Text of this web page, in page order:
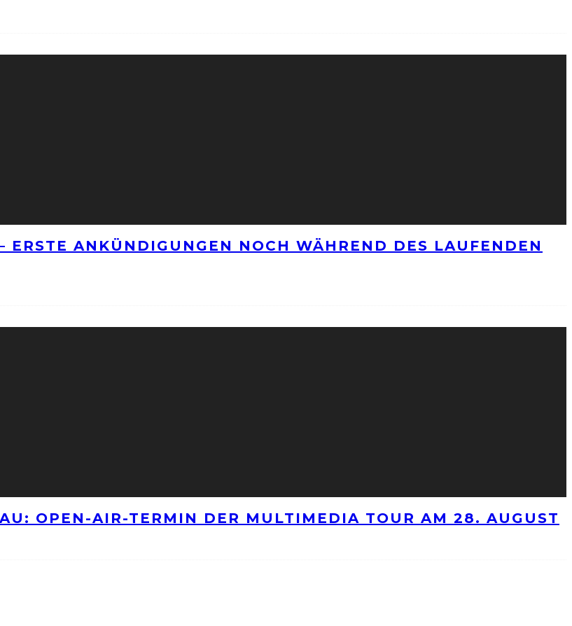
ANKÜNDIGUNGEN NOCH WÄHREND DES LAUFENDEN
OPEN-AIR-TERMIN DER MULTIMEDIA TOUR AM 28. AUGUST